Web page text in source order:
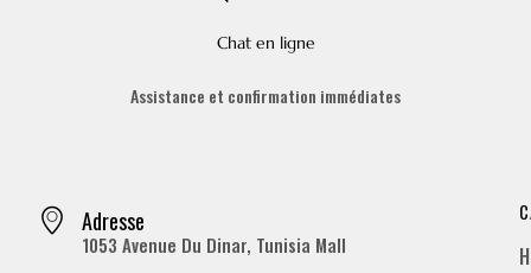
Chat en ligne
Assistance et confirmation immédiates
Adresse
1053 Avenue Du Dinar, Tunisia Mall